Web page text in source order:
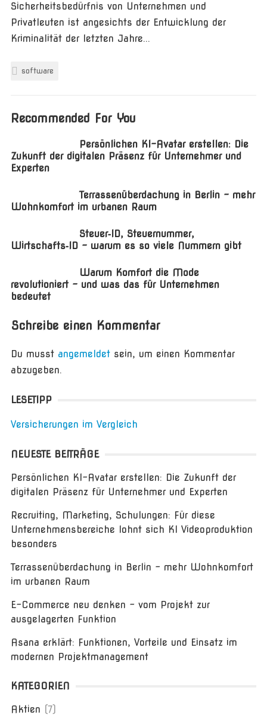
Sicherheitsbedürfnis von Unternehmen und
Privatleuten ist angesichts der Entwicklung der
Kriminalität der letzten Jahre...
software
Recommended For You
Persönlichen KI-Avatar erstellen: Die
Zukunft der digitalen Präsenz für Unternehmer und
Experten
Terrassenüberdachung in Berlin – mehr
Wohnkomfort im urbanen Raum
Steuer‑ID, Steuernummer,
Wirtschafts‑ID – warum es so viele Nummern gibt
Warum Komfort die Mode
revolutioniert – und was das für Unternehmen
bedeutet
Schreibe einen Kommentar
Du musst angemeldetsein, um einen Kommentar
abzugeben.
LESETIPP
Versicherungen im Vergleich
NEUESTE BEITRÄGE
Persönlichen KI-Avatar erstellen: Die Zukunft der
digitalen Präsenz für Unternehmer und Experten
Recruiting, Marketing, Schulungen: Für diese
Unternehmensbereiche lohnt sich KI Videoproduktion
besonders
Terrassenüberdachung in Berlin – mehr Wohnkomfort
im urbanen Raum
E-Commerce neu denken – vom Projekt zur
ausgelagerten Funktion
Asana erklärt: Funktionen, Vorteile und Einsatz im
modernen Projektmanagement
KATEGORIEN
Aktien (7)